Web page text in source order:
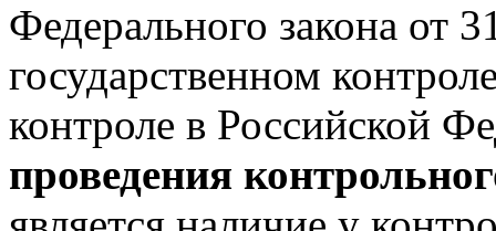
Федерального закона
государственном
контроле в Российской
проведения